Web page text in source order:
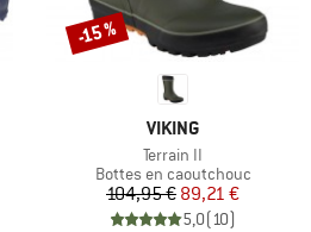
MARQUE
VIKING
Article
Terrain II
Product group
Bottes en caoutchouc
Prix
104,95 €Prix réduit
89,21 €
5,0(10)
Remise
-15 %